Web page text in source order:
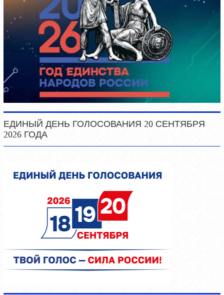
ЕДИНЫЙ ДЕНЬ ГОЛОСОВАНИЯ 20 СЕНТЯБРЯ
2026 ГОДА